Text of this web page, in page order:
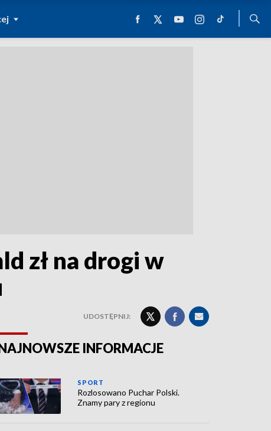
zł na drogi w
UDOSTĘPNIJ:
INFORMACJE
SPORT
Rozlosowano Puchar Polski.
Znamy pary z regionu